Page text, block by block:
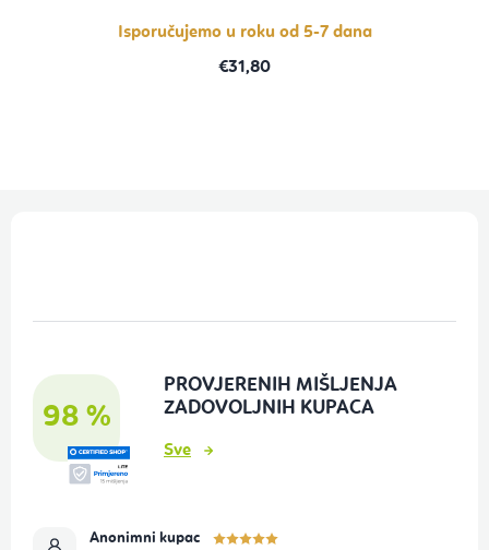
zvjezdica.
Isporučujemo u roku od 5-7 dana
€31,80
98 %
PROVJERENIH MIŠLJENJA
ZADOVOLJNIH KUPACA
Sve
Anonimni kupac